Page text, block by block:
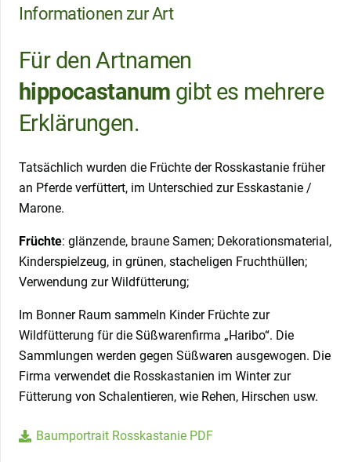
Informationen zur Art
Für den Artnamen
hippocastanum gibt es mehrere
Erklärungen.
Tatsächlich wurden die Früchte der Rosskastanie früher
an Pferde verfüttert, im Unterschied zur Esskastanie /
Marone.
Früchte: glänzende, braune Samen; Dekorationsmaterial,
Kinderspielzeug, in grünen, stacheligen Fruchthüllen;
Verwendung zur Wildfütterung;
Im Bonner Raum sammeln Kinder Früchte zur
Wildfütterung für die Süßwarenfirma „Haribo“. Die
Sammlungen werden gegen Süßwaren ausgewogen. Die
Firma verwendet die Rosskastanien im Winter zur
Fütterung von Schalentieren, wie Rehen, Hirschen usw.
Baumportrait Rosskastanie PDF